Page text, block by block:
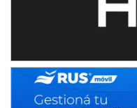
NORESTE SANTAFESINO - F6
SUR SANTAFESINO - F4
Rufino (Santa Fe)